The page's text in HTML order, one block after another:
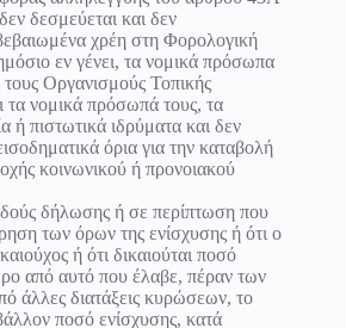
δεσμεύεται και δεν
χρέη στη Φορολογική
εν γένει, τα νομικά πρόσωπα
Οργανισμούς Τοπικής
τα νομικά πρόσωπά τους, τα
ή πιστωτικά ιδρύματα και δεν
όρια για την καταβολή
κοινωνικού ή προνοιακού
δήλωσης ή σε περίπτωση που
των όρων της ενίσχυσης ή ότι ο
ή ότι δικαιούται ποσό
από αυτό που έλαβε, πέραν των
άλλες διατάξεις κυρώσεων, το
ποσό ενίσχυσης, κατά